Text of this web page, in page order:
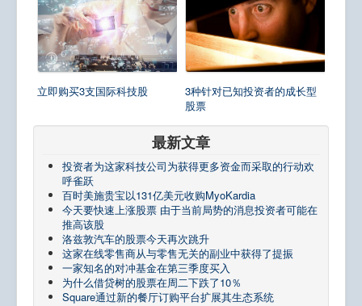
立即购买3支国际科技股
3种针对已知投资者的成长型
股票
最新文章
投资者为这家科技公司为获得更多资金而采取的行动欢
呼雀跃
百时美施贵宝以131亿美元收购MyoKardia
今天要快速上涨股票 由于当前局势的消息投资者可能在
推高该股
洛兹敦汽车的股票今天再次跳升
这家在线零售商从与零售无关的副业中获得了提振
一家知名的对冲基金在第三季度买入
为什么借贷树的股票在周二下跌了10％
Square通过新的餐厅订购平台扩展其生态系统